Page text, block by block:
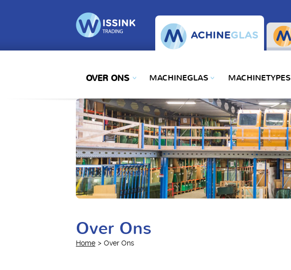
ACHINEGLAS
OVER ONS MACHINEGLAS MACHINETYPES
Over Ons
Home Over Ons